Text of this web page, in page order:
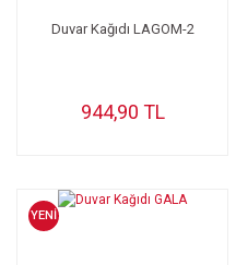
Duvar Kağıdı LAGOM-2
944,90 TL
YENİ